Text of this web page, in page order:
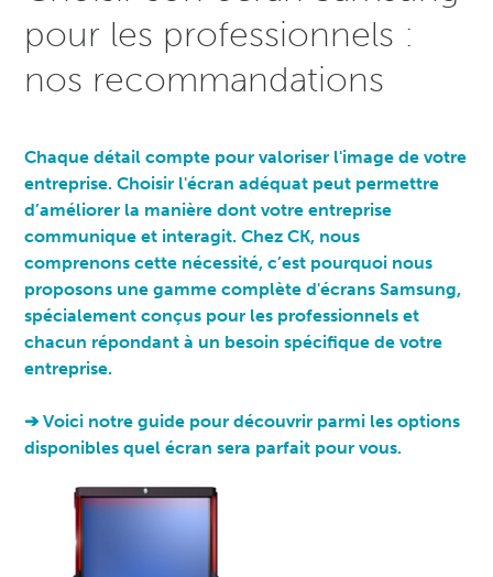
pour les professionnels :
nos recommandations
Chaque détail compte pour valoriser l'image de votre
entreprise. Choisir l'écran adéquat peut permettre
d’améliorer la manière dont votre entreprise
communique et interagit. Chez CK, nous
comprenons cette nécessité, c’est pourquoi nous
proposons une gamme complète d'écrans Samsung,
spécialement conçus pour les professionnels et
chacun répondant à un besoin spécifique de votre
entreprise.
➔ Voici notre guide pour découvrir parmi les options
disponibles quel écran sera parfait pour vous.